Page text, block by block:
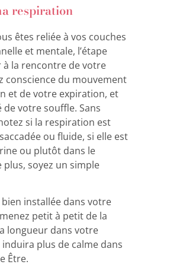
respiration
êtes reliée à vos couches
et mentale, l’étape
à la rencontre de votre
conscience du mouvement
et de votre expiration, et
votre souffle. Sans
si la respiration est
ou fluide, si elle est
ou plutôt dans le
plus, soyez un simple
installée dans votre
petit à petit de la
longueur dans votre
plus de calme dans
Être.